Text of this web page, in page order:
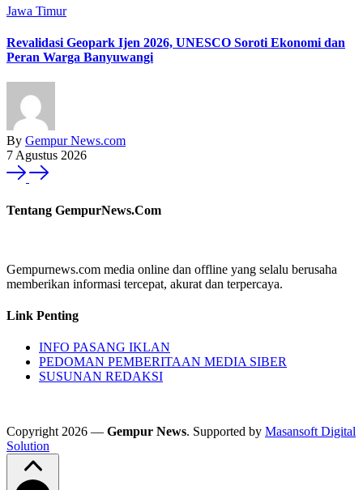
Jawa Timur
Revalidasi Geopark Ijen 2026, UNESCO Soroti Ekonomi dan
Peran Warga Banyuwangi
By Gempur News.com
7 Agustus 2026
Tentang GempurNews.Com
Gempurnews.com media online dan offline yang selalu berusaha
memberikan informasi tercepat, akurat dan terpercaya.
Link Penting
INFO PASANG IKLAN
PEDOMAN PEMBERITAAN MEDIA SIBER
SUSUNAN REDAKSI
Copyright 2026 — Gempur News. Supported by Masansoft Digital
Solution